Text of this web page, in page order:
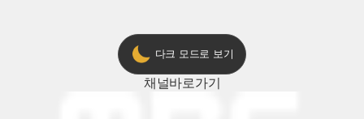
다크 모드로 보기
채널바로가기